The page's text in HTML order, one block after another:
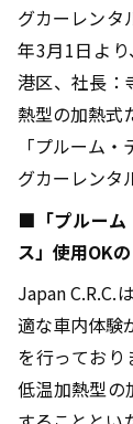
グカーレンタ
年3月1日よ
港区、社長：
熱型の加熱式
「プルーム
グカーレンタ
■「プルーム
ス」使用OK
Japan C.R.C.
適な車内体験
を行っており
低温加熱型の